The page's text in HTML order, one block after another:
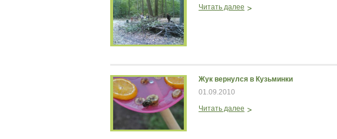
Читать далее
Жук вернулся в Кузьминки
01.09.2010
Читать далее